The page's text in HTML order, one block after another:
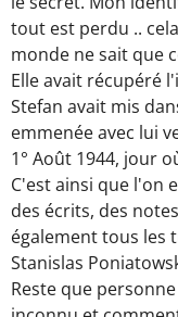
tout est perdu ..
monde ne sait que
Elle avait récupéré
Stefan avait mis
emmenée avec lui
1° Août 1944, jour
C'est ainsi que l'on
des écrits, des
également tous les
Stanislas
Reste que